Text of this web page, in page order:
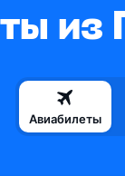
из
Авиабилеты